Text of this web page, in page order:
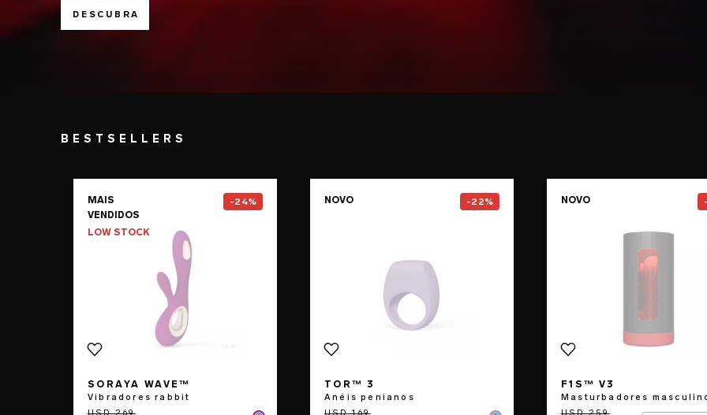
DESCUBRA
BESTSELLERS
MAIS
VENDIDOS
LOW STOCK
-24%
SORAYA WAVE™
Vibradores rabbit
NOVO -22%
TOR™ 3
Anéis penianos
NOVO
F1S™ V3
Masturbadores